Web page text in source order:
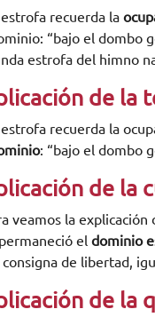
estrofa recuerda la
“bajo el dombo
estrofa del himno
de la t
estrofa recuerda la
: “bajo el dombo
de la c
veamos la
eldominio
consigna de libertad,
de la